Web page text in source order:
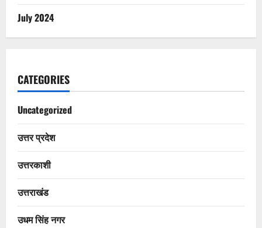
July 2024
CATEGORIES
Uncategorized
उत्तर प्रदेश
उत्तरकाशी
उत्तराखंड
उधम सिंह नगर